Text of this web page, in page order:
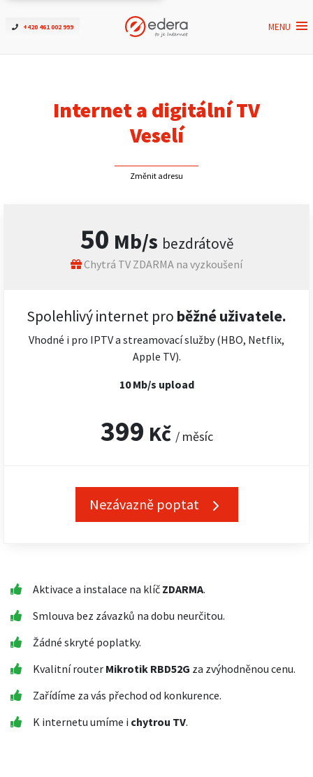
+420 461 002 999 MENU
Ověřit dostupnost
Kontakt
Internet a digitální TV
Veselí
Změnit adresu
50 Mb/s bezdrátově
Chytrá TV ZDARMA na vyzkoušení
Spolehlivý internet pro běžné uživatele.
Vhodné i pro IPTV a streamovací služby (HBO, Netflix,
Apple TV).
10 Mb/s upload
399 Kč / měsíc
Nezávazně poptat
Aktivace a instalace na klíč ZDARMA.
Smlouva bez závazků na dobu neurčitou.
Žádné skryté poplatky.
Kvalitní router Mikrotik RBD52G za zvýhodněnou cenu.
Zařídíme za vás přechod od konkurence.
K internetu umíme i chytrou TV.